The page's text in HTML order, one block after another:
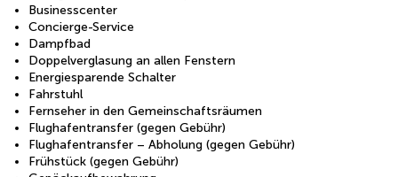
Businesscenter
Concierge-Service
Dampfbad
Doppelverglasung an allen Fenstern
Energiesparende Schalter
Fahrstuhl
Fernseher in den Gemeinschaftsräumen
Flughafentransfer (gegen Gebühr)
Flughafentransfer – Abholung (gegen Gebühr)
Frühstück (gegen Gebühr)